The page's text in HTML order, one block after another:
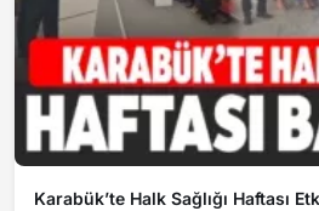
Karabük’te Halk Sağlığı Haftası